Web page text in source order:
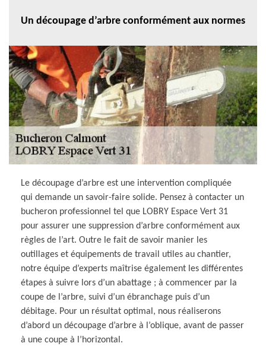
Un découpage d’arbre conformément aux normes
Le découpage d’arbre est une intervention compliquée
qui demande un savoir-faire solide. Pensez à contacter un
bucheron professionnel tel que LOBRY Espace Vert 31
pour assurer une suppression d’arbre conformément aux
règles de l’art. Outre le fait de savoir manier les
outillages et équipements de travail utiles au chantier,
notre équipe d’experts maîtrise également les différentes
étapes à suivre lors d’un abattage ; à commencer par la
coupe de l’arbre, suivi d’un ébranchage puis d’un
débitage. Pour un résultat optimal, nous réaliserons
d’abord un découpage d’arbre à l’oblique, avant de passer
à une coupe à l’horizontal.